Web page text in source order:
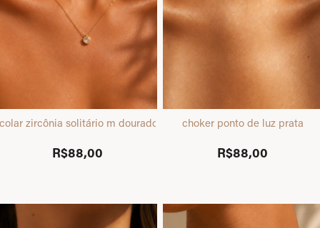
zircônia solitário m dourado
R$88,00
choker ponto de luz prata
R$88,00